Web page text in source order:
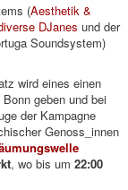
(Aesthetik &
DJanes und der
Soundsystem)
wird eines einen
geben und bei
der Kampagne
Genoss_innen
, wo bis um 22:00